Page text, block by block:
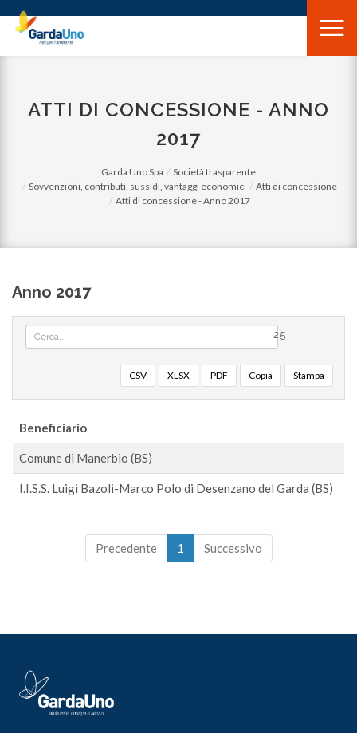
Gardauno
Spa
ATTI DI CONCESSIONE - ANNO
2017
Garda Uno Spa
Società trasparente
Sovvenzioni, contributi, sussidi, vantaggi economici
Atti di concessione
Atti di concessione - Anno 2017
Anno 2017
25
CSV XLSX PDF Copia Stampa
Beneficiario
Comune di Manerbio (BS)
I.I.S.S. Luigi Bazoli-Marco Polo di Desenzano del Garda (BS)
Precedente 1 Successivo